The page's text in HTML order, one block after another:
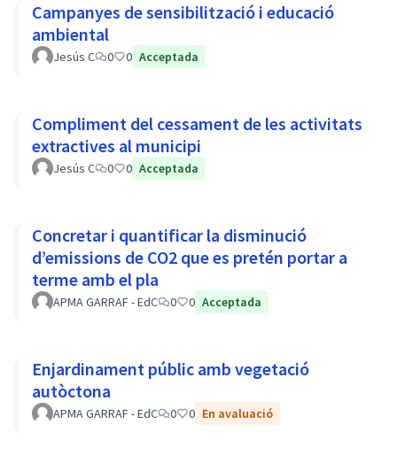
Campanyes de sensibilització i educació
ambiental
Jesús C 0 0 Acceptada
Compliment del cessament de les activitats
extractives al municipi
Jesús C 0 0 Acceptada
Concretar i quantificar la disminució
d’emissions de CO2 que es pretén portar a
terme amb el pla
APMA GARRAF - EdC 0 0 Acceptada
Enjardinament públic amb vegetació
autòctona
APMA GARRAF - EdC 0 0 En avaluació